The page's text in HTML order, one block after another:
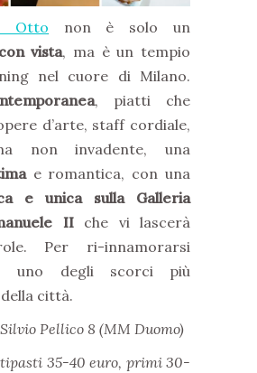
Otto non è solo un
vista, ma è un tempio
nel cuore di Milano.
, piatti che
d’arte, staff cordiale,
non invadente, una
e romantica, con una
e unica sulla Galleria
IIche vi lascerà
Per ri-innamorarsi
uno degli scorci più
città.
Pellico 8 (MM Duomo)
35-40 euro, primi 30-